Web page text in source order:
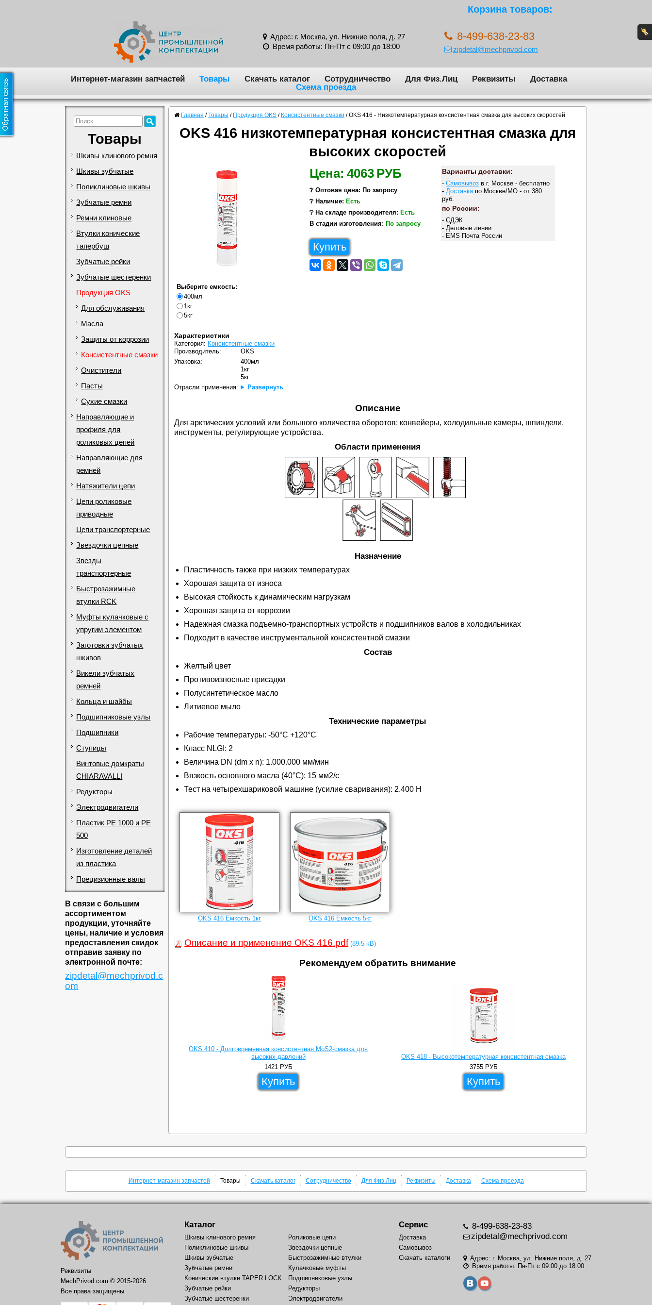
Корзина товаров:
Адрес: г. Москва, ул. Нижние поля, д. 27
Время работы: Пн-Пт с 09:00 до 18:00
8-499-638-23-83
zipdetal@mechprivod.com
Интернет-магазин запчастей Товары Скачать каталог Сотрудничество Для Физ.Лиц Реквизиты
Доставка
Схема проезда
Товары
Шкивы клинового ремня
Шкивы зубчатые
Поликлиновые шкивы
Зубчатые ремни
Ремни клиновые
Втулки конические
тапербуш
Зубчатые рейки
Зубчатые шестеренки
Продукция OKS
Для обслуживания
Масла
Защиты от коррозии
Консистентные смазки
Очистители
Пасты
Сухие смазки
Направляющие и
профиля для
роликовых цепей
Направляющие для
ремней
Натяжители цепи
Цепи роликовые
приводные
Цепи транспортерные
Звездочки цепные
Звезды
транспортерные
Быстрозажимные
втулки RCK
Муфты кулачковые с
упругим элементом
Заготовки зубчатых
шкивов
Викели зубчатых
ремней
Кольца и шайбы
Подшипниковые узлы
Подшипники
Ступицы
Винтовые домкраты
CHIARAVALLI
Редукторы
Электродвигатели
Пластик PE 1000 и PE
500
Изготовление деталей
из пластика
Прецизионные валы
В связи с большим
ассортиментом
продукции, уточняйте
цены, наличие и условия
предоставления скидок
отправив заявку по
электронной почте:
zipdetal@mechprivod.c
om
Главная / Товары / Продукция OKS / Консистентные смазки / OKS 416 - Низкотемпературная консистентная смазка для высоких скоростей
OKS 416 низкотемпературная консистентная смазка для
высоких скоростей
Цена: 4063 РУБ
❔ Оптовая цена: По запросу
❔ Наличие: Есть
❔ На складе производителя: Есть
В стадии изготовления: По запросу
Купить
Варианты доставки:
-Самовывоз в г. Москве - бесплатно
- Доставка по Москве/МО - от 380
руб.
по России:
- СДЭК
- Деловые линии
- EMS Почта России
Выберите емкость:
400мл
1кг
5кг
Характеристики
Категория: Консистентные смазки
Производитель:
OKS
Упаковка:
400мл
1кг
5кг
Отрасли применения:
Развернуть
Описание
Для арктических условий или большого количества оборотов: конвейеры, холодильные камеры, шпиндели,
инструменты, регулирующие устройства.
Области применения
Назначение
Пластичность также при низких температурах
Хорошая защита от износа
Высокая стойкость к динамическим нагрузкам
Хорошая защита от коррозии
Надежная смазка подъемно-транспортных устройств и подшипников валов в холодильниках
Подходит в качестве инструментальной консистентной смазки
Состав
Желтый цвет
Противоизносные присадки
Полусинтетическое масло
Литиевое мыло
Технические параметры
Рабочие температуры: -50°C +120°C
Класс NLGI: 2
Величина DN (dm x n): 1.000.000 мм/мин
Вязкость основного масла (40°C): 15 мм2/с
Тест на четырехшариковой машине (усилие сваривания): 2.400 Н
OKS 416 Емкость 1кг OKS 416 Емкость 5кг
Описание и применение OKS 416.pdf(89.5 kB)
Рекомендуем обратить внимание
OKS 410 - Долговременная консистентная MoS2-смазка для
высоких давлений
1421 РУБ
Купить
OKS 418 - Высокотемпературная консистентная смазка
3755 РУБ
Купить
Интернет-магазин запчастей Товары Скачать каталог Сотрудничество Для Физ.Лиц Реквизиты Доставка Схема проезда
Реквизиты
MechPrivod.com © 2015-2026
Все права защищены
Каталог
Шкивы клинового ремня
Поликлиновые шкивы
Шкивы зубчатые
Зубчатые ремни
Конические втулки TAPER LOCK
Зубчатые рейки
Зубчатые шестеренки
Роликовые цепи
Звездочки цепные
Быстрозажимные втулки
Кулачковые муфты
Подшипниковые узлы
Редукторы
Электродвигатели
Сервис
Доставка
Самовывоз
Скачать каталоги
8-499-638-23-83
zipdetal@mechprivod.com
Адрес: г. Москва, ул. Нижние поля, д. 27
Время работы: Пн-Пт с 09:00 до 18:00